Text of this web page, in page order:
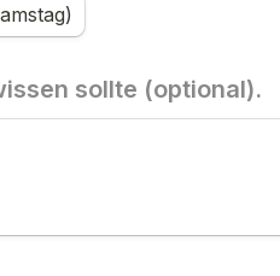
sollte (optional).